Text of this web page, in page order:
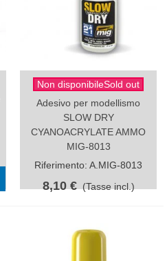
Non disponibileSold out
Adesivo per modellismo
SLOW DRY
CYANOACRYLATE AMMO
MIG-8013
Riferimento: A.MIG-8013
8,10 € (Tasse incl.)